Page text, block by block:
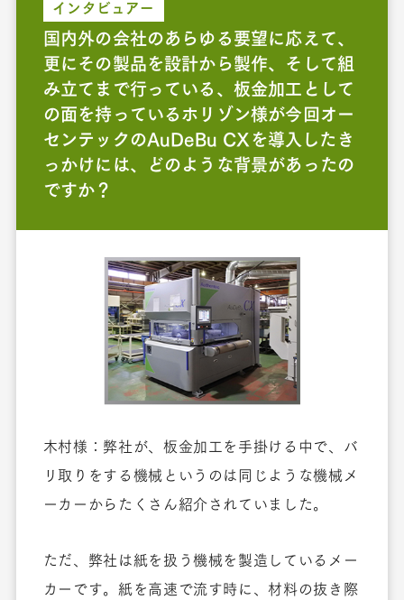
インタビュアー
国内外の会社のあらゆる要望に応えて、
更にその製品を設計から製作、そして組
み立てまで行っている、板金加工として
の面を持っているホリゾン様が今回オー
センテックのAuDeBu CXを導入したき
っかけには、どのような背景があったの
ですか？
木村様：弊社が、板金加工を手掛ける中で、バ
リ取りをする機械というのは同じような機械メ
ーカーからたくさん紹介されていました。
ただ、弊社は紙を扱う機械を製造しているメー
カーです。紙を高速で流す時に、材料の抜き際